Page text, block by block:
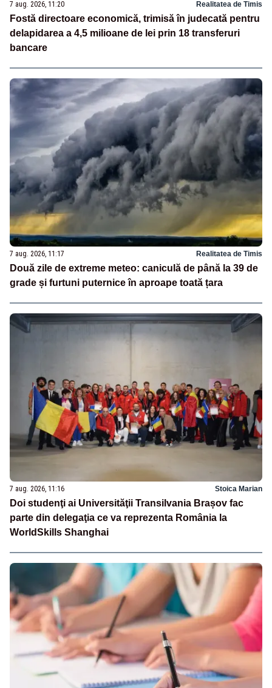
7 aug. 2026, 11:20 Realitatea de Timis
Fostă directoare economică, trimisă în judecată pentru
delapidarea a 4,5 milioane de lei prin 18 transferuri
bancare
7 aug. 2026, 11:17 Realitatea de Timis
Două zile de extreme meteo: caniculă de până la 39 de
grade și furtuni puternice în aproape toată țara
7 aug. 2026, 11:16 Stoica Marian
Doi studenţi ai Universităţii Transilvania Brașov fac
parte din delegaţia ce va reprezenta România la
WorldSkills Shanghai